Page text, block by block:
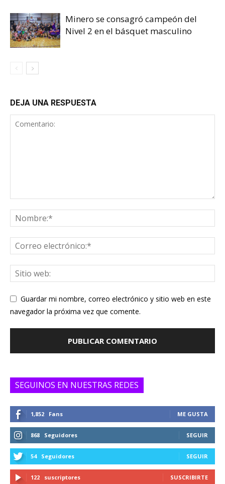
Minero se consagró campeón del
Nivel 2 en el básquet masculino
DEJA UNA RESPUESTA
Guardar mi nombre, correo electrónico y sitio web en este
navegador la próxima vez que comente.
SEGUINOS EN NUESTRAS REDES
1,852 Fans ME GUSTA
868 Seguidores SEGUIR
54 Seguidores SEGUIR
122 suscriptores SUSCRIBIRTE